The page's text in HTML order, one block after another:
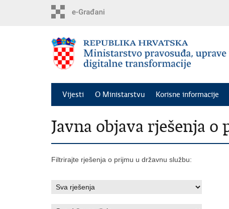
Vijesti O Ministarstvu Korisne informacije
Javna objava rješenja
Filtrirajte rješenja o prijmu u državnu službu: